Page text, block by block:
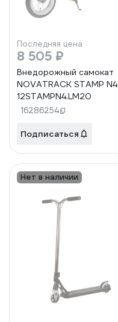
Последняя цена
8 505 ₽
Внедорожный самокат
NOVATRACK STAMP N4
12STAMPN4.LM20
16286254
Подписаться
Нет в наличии